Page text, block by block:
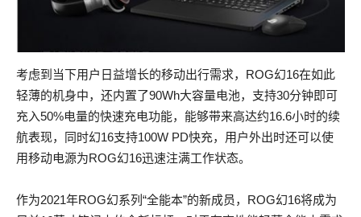
考虑到当下用户日益增长的移动出行需求，ROG幻16在如此
轻薄的机身中，还内置了90Wh大容量电池，支持30分钟即可
充入50%电量的快速充电功能，能够带来高达约16.6小时的续
航表现，同时幻16支持100W PD快充，用户外出时还可以使
用移动电源为ROG幻16迅速注满工作状态。
作为2021年ROG幻系列“全能本”的新成员，ROG幻16将成为